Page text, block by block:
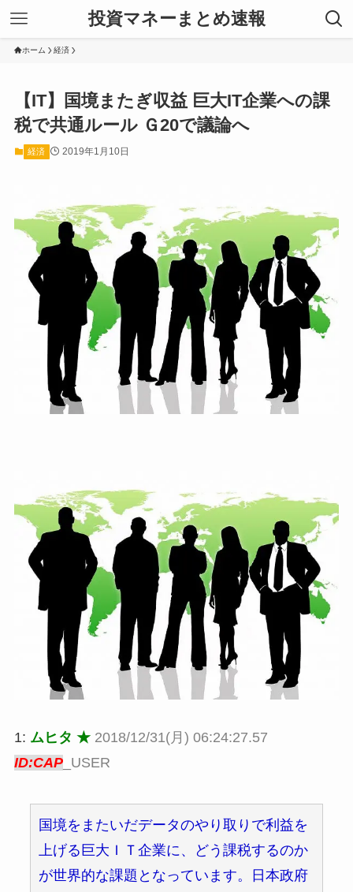
投資マネーまとめ速報
ホーム 経済
【IT】国境またぎ収益 巨大IT企業への課
税で共通ルール Ｇ20で議論へ
経済 2019年1月10日
1: ムヒタ ★ 2018/12/31(月) 06:24:27.57
ID:CAP_USER
国境をまたいだデータのやり取りで利益を
上げる巨大ＩＴ企業に、どう課税するのか
が世界的な課題となっています。日本政府